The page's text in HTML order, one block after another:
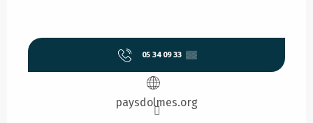
05 34 09 33 ▒▒
paysdolmes.org